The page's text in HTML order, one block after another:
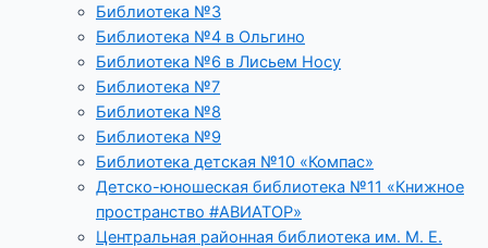
Библиотека №3
Библиотека №4 в Ольгино
Библиотека №6 в Лисьем Носу
Библиотека №7
Библиотека №8
Библиотека №9
Библиотека детская №10 «Компас»
Детско-юношеская библиотека №11 «Книжное
пространство #АВИАТОР»
Центральная районная библиотека им. М. Е.